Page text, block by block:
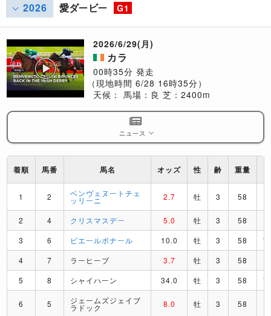
2026 愛ダービー G1
2026/6/29(月)
カラ
00時35分 発走
（現地時間 6/28 16時35分）
天候： 馬場：良 芝：2400m
ニュース
着順 馬番 馬名 オッズ 性 齢 重量
1 2 ベンヴェヌートチェ
ッリーニ 2.7 牡 3 58
2 4 クリスマスデー 5.0 牡 3 58
3
6 ピエールボナール 10.0 牡 3 58
4
7 ラーヒーブ 3.7 牡 3 58
5
8 シャイハーン 34.0 牡 3 58 T
6 5 ジェームズジェイブ
ラドック 8.0 牡 3 58